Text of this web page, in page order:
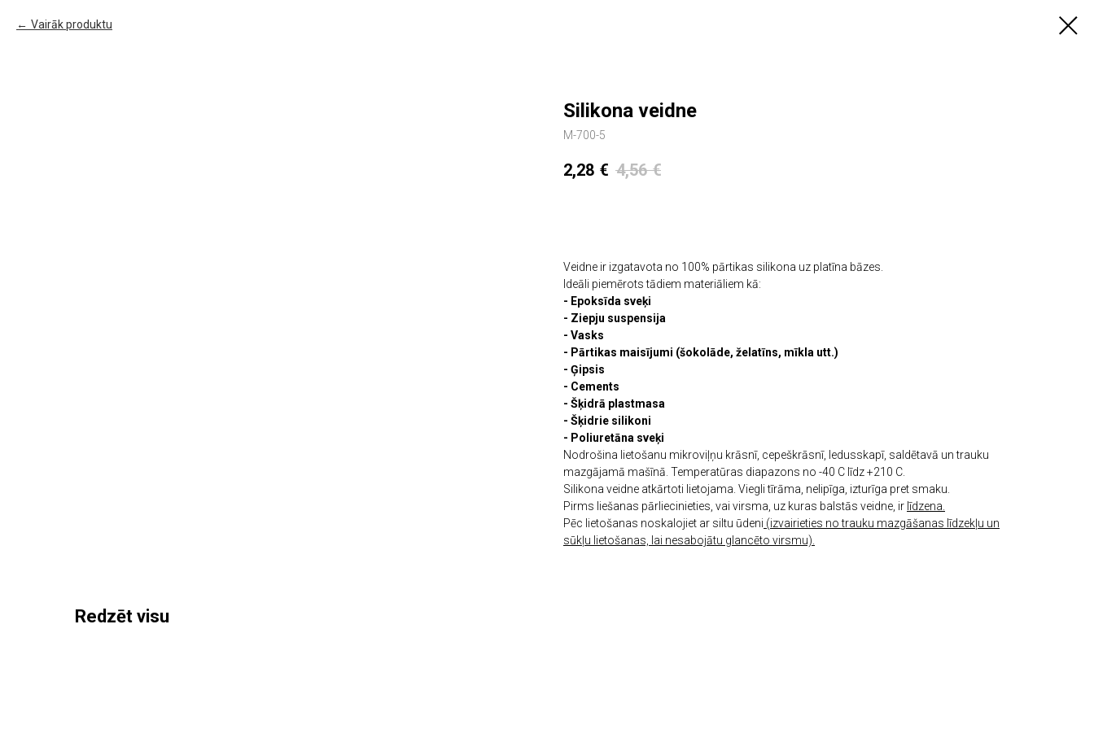
Vairāk produktu
Silikona veidne
M-700-5
2,28 € 4,56 €
Veidne ir izgatavota no 100% pārtikas silikona uz platīna bāzes.
Ideāli piemērots tādiem materiāliem kā:
- Epoksīda sveķi
- Ziepju suspensija
- Vasks
- Pārtikas maisījumi (šokolāde, želatīns, mīkla utt.)
- Ģipsis
- Cements
- Šķidrā plastmasa
- Šķidrie silikoni
- Poliuretāna sveķi
Nodrošina lietošanu mikroviļņu krāsnī, cepeškrāsnī, ledusskapī, saldētavā un trauku
mazgājamā mašīnā. Temperatūras diapazons no -40 C līdz +210 C.
Silikona veidne atkārtoti lietojama. Viegli tīrāmа, nelipīgа, izturīga pret smaku.
Pirms liešanas pārliecinieties, vai virsma, uz kuras balstās veidne, ir līdzena.
Pēc lietošanas noskalojiet ar siltu ūdeni (izvairieties no trauku mazgāšanas līdzekļu un
sūkļu lietošanas, lai nesabojātu glancēto virsmu).
Redzēt visu